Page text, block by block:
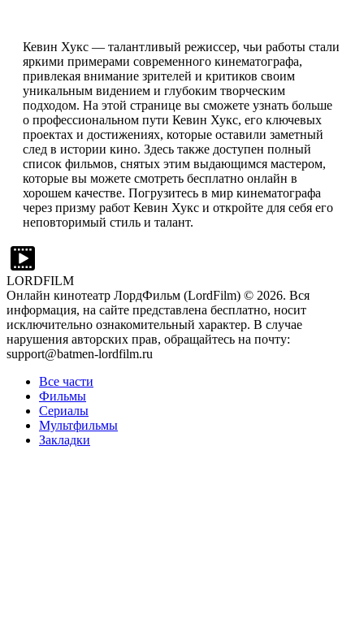
Кевин Хукс — талантливый режиссер, чьи работы стали
яркими примерами современного кинематографа,
привлекая внимание зрителей и критиков своим
уникальным видением и глубоким творческим
подходом. На этой странице вы сможете узнать больше
о профессиональном пути Кевин Хукс, его ключевых
проектах и достижениях, которые оставили заметный
след в истории кино. Здесь также доступен полный
список фильмов, снятых этим выдающимся мастером,
которые вы можете смотреть бесплатно онлайн в
хорошем качестве. Погрузитесь в мир кинематографа
через призму работ Кевин Хукс и откройте для себя его
неповторимый стиль и талант.
LORDFILM
Онлайн кинотеатр ЛордФильм (LordFilm) © 2026. Вся
информация, на сайте представлена бесплатно, носит
исключительно ознакомительный характер. В случае
нарушения авторских прав, обращайтесь на почту:
support@batmen-lordfilm.ru
Все части
Фильмы
Сериалы
Мультфильмы
Закладки